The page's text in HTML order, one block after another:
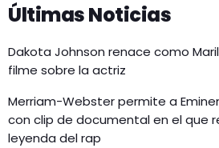
Últimas Noticias
Dakota Johnson renace como
filme sobre la actriz
Merriam-Webster permite a
con clip de documental en el que
leyenda del rap